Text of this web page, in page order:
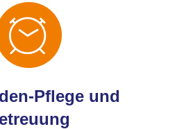
Pflege und